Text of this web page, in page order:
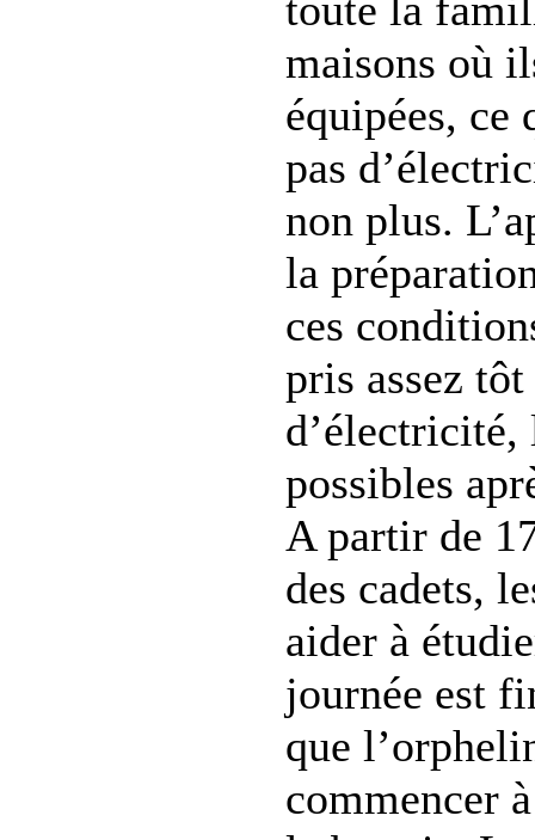
toute la
maisons où
équipées, ce
pas
non plus.
la
ces
pris assez tôt
d’électricité,
possibles
A partir de
des cadets,
aider à
journée est
que
commencer